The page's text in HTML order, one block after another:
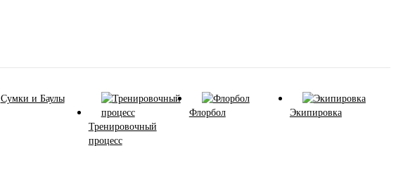
Сумки и Баулы
Тренировочный
процесс
Флорбол Экипировка